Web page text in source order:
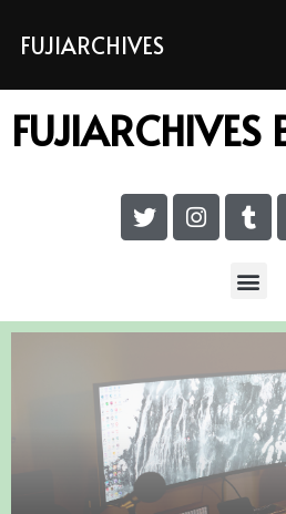
FUJIARCHIVES
FUJIARCHIVES